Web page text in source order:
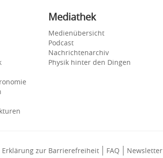
Mediathek
Medienübersicht
Podcast
Nachrichtenarchiv
Physik hinter den Dingen
Erklärung zur Barrierefreiheit FAQ Newsletter